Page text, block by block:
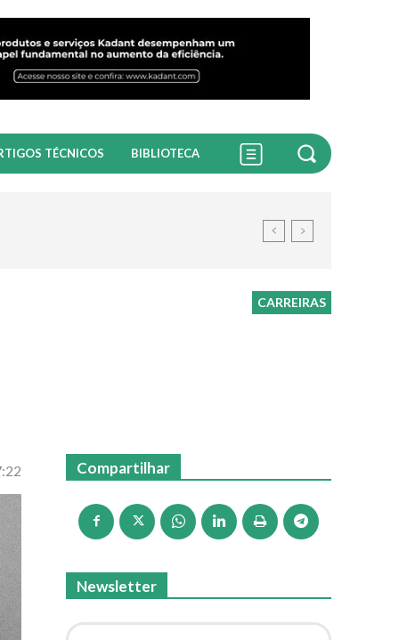
TÉCNICOS BIBLIOTECA
CARREIRAS
Compartilhar
Newsletter